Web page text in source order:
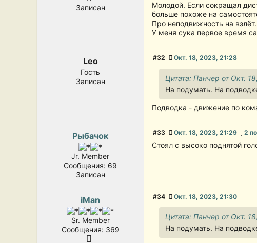
Записан
Молодой. Если сокращал
больше похоже на
Про неподвижность на взлёт.
У меня сука первое время
Leo
Гость
Записан
#32 Окт. 18, 2023, 21:28
Цитата: Панчер от Окт.
На подумать. На
Подводка - движение по
Рыбачок
Jr. Member
Сообщения: 69
Записан
#33 Окт. 18, 2023, 21:29 2
Стоял с высоко поднятой
iMan
Sr. Member
Сообщения: 369
#34 Окт. 18, 2023, 21:30
Цитата: Панчер от Окт.
На подумать. На